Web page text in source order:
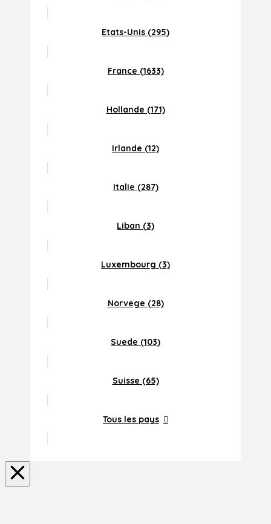
Etats-Unis (295)
France (1633)
Hollande (171)
Irlande (12)
Italie (287)
Liban (3)
Luxembourg (3)
Norvege (28)
Suede (103)
Suisse (65)
Tous les pays